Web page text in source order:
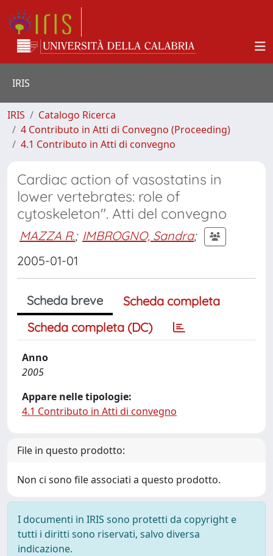
IRIS
IRIS
Catalogo Ricerca
4 Contributo in Atti di Convegno (Proceeding)
4.1 Contributo in Atti di convegno
Cardiac action of vasostatins in
lower vertebrates: role of
cytoskeleton". Atti del convegno
MAZZA R.; IMBROGNO, Sandra;
2005-01-01
Scheda breve
Scheda completa
Scheda completa (DC)
Anno
2005
Appare nelle tipologie:
4.1 Contributo in Atti di convegno
File in questo prodotto:
Non ci sono file associati a questo prodotto.
I documenti in IRIS sono protetti da copyright e
tutti i diritti sono riservati, salvo diversa
indicazione.